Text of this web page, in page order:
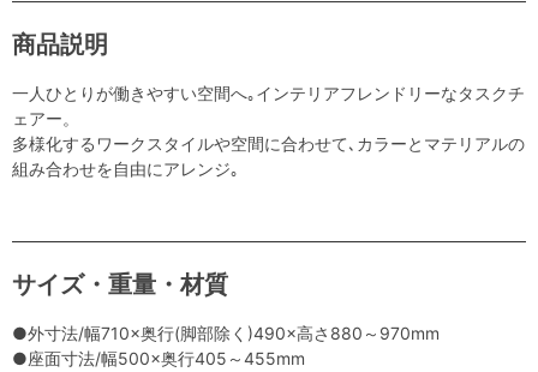
商品説明
一人ひとりが働きやすい空間へ｡インテリアフレンドリーなタスクチ
ェアー。
多様化するワークスタイルや空間に合わせて､カラーとマテリアルの
組み合わせを自由にアレンジ｡
サイズ・重量・材質
●外寸法/幅710×奥行(脚部除く)490×高さ880～970mm
●座面寸法/幅500×奥行405～455mm